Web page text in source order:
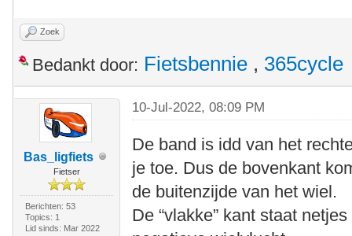
Zoek
Bedankt door: Fietsbennie , 365cycle
Bas_ligfiets
Fietser
Berichten: 53
Topics: 1
Lid sinds: Mar 2022
10-Jul-2022, 08:09 PM
De band is idd van het
je toe. Dus de bovenkant
de buitenzijde van het wiel.
De “vlakke” kant staat